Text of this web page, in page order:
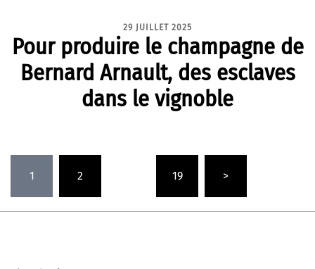
29 JUILLET 2025
Pour produire le champagne de
Bernard Arnault, des esclaves
dans le vignoble
des
publications
1 2 19 >